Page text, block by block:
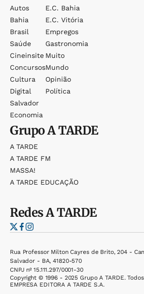
Autos
Bahia
Brasil
Saúde
Cineinsite
Concursos
Cultura
Digital
Salvador
Economia
E.c. Bahia
E.c. Vitória
Empregos
Gastronomia
Muito
Mundo
Opinião
Política
GrupoA TARDE
A TARDE
A TARDE FM
MASSA!
A TARDE EDUCAÇÃO
RedesA TARDE
Rua Professor Milton Cayres de Brito, 204 -
Salvador - BA, 41820-570
CNPJ nº 15.111.297/0001-30
Copyright © 1996 - 2025 Grupo A TARDE.
EMPRESA EDITORA A TARDE S.A.